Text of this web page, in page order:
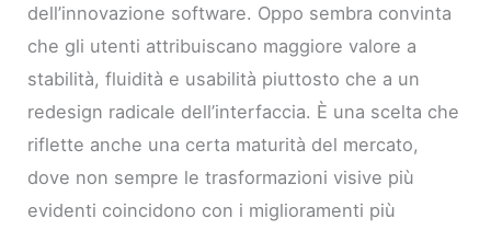
dell’innovazione software. Oppo sembra convinta
che gli utenti attribuiscano maggiore valore a
stabilità, fluidità e usabilità piuttosto che a un
redesign radicale dell’interfaccia. È una scelta che
riflette anche una certa maturità del mercato,
dove non sempre le trasformazioni visive più
evidenti coincidono con i miglioramenti più